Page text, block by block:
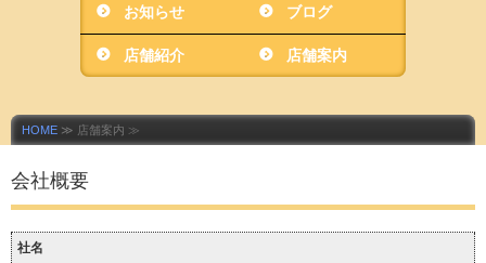
お知らせ ブログ
店舗紹介 店舗案内
HOME ≫ 店舗案内 ≫
会社概要
社名